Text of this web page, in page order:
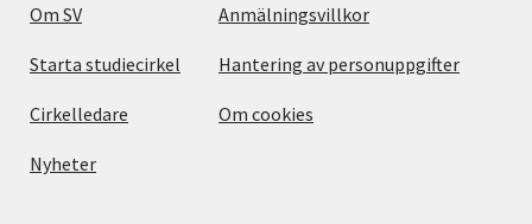
Om SV
Starta studiecirkel
Cirkelledare
Nyheter
Anmälningsvillkor
Hantering av personuppgifter
Om cookies